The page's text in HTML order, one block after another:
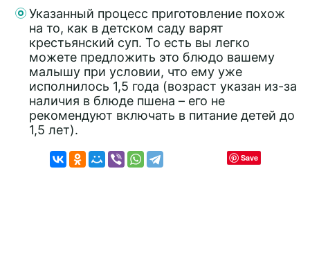
Указанный процесс приготовление похож
на то, как в детском саду варят
крестьянский суп. То есть вы легко
можете предложить это блюдо вашему
малышу при условии, что ему уже
исполнилось 1,5 года (возраст указан из-за
наличия в блюде пшена – его не
рекомендуют включать в питание детей до
1,5 лет).
Save